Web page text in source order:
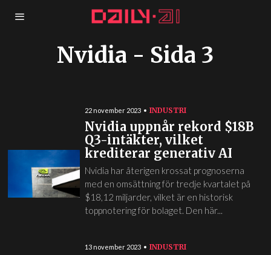
Nvidia - Sida 3
22 november 2023 INDUSTRI
Nvidia uppnår rekord $18B
Q3-intäkter, vilket
krediterar generativ AI
Nvidia har återigen krossat prognoserna
med en omsättning för tredje kvartalet på
$18,12 miljarder, vilket är en historisk
toppnotering för bolaget. Den här...
13 november 2023 INDUSTRI